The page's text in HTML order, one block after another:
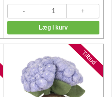
Nyheder
Tilbud